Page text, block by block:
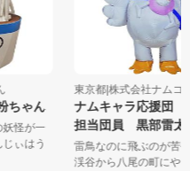
ちゃん
妖怪が一
じぃはう
東京都|株式会社ナム
ナムキャラ応援
担当団員 黒部雷
雷鳥なのに飛ぶのが
渓谷から八尾の町に